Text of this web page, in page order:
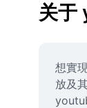
关于
想實
放及